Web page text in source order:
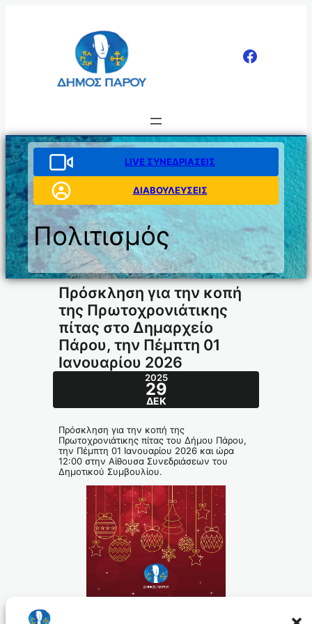
LIVE ΣΥΝΕΔΡΙΑΣΕΙΣ
ΔΙΑΒΟΥΛΕΥΣΕΙΣ
Πολιτισμός
Πρόσκληση για την κοπή
της Πρωτοχρονιάτικης
πίτας στο Δημαρχείο
Πάρου, την Πέμπτη 01
Ιανουαρίου 2026
2025
29
ΔΕΚ
Πρόσκληση για την κοπή της
Πρωτοχρονιάτικης πίτας του Δήμου Πάρου,
την Πέμπτη 01 Ιανουαρίου 2026 και ώρα
12:00 στην Αίθουσα Συνεδριάσεων του
Δημοτικού Συμβουλίου.